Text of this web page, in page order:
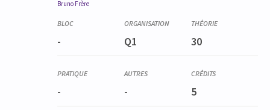
Bruno Frère
- Q1 30
- - 5